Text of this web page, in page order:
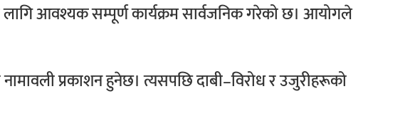
लागि आवश्यक सम्पूर्ण कार्यक्रम सार्वजनिक गरेको छ। आयोगले
प्रकाशन हुनेछ। त्यसपछि दाबी–विरोध र उजुरीहरूको